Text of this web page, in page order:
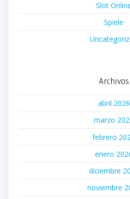
Slot
Spiele
Archivos
abril 2026
marzo
febrero
enero
diciembre
noviembre